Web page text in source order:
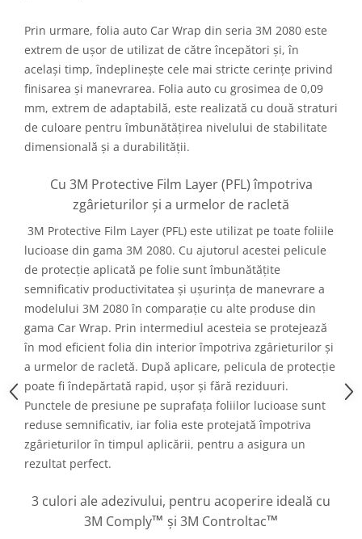
Prin urmare, folia auto Car Wrap din seria 3M 2080 este
extrem de ușor de utilizat de către începători și, în
același timp, îndeplinește cele mai stricte cerințe privind
finisarea și manevrarea. Folia auto cu grosimea de 0,09
mm, extrem de adaptabilă, este realizată cu două straturi
de culoare pentru îmbunătățirea nivelului de stabilitate
dimensională și a durabilității.
Cu 3M Protective Film Layer (PFL) împotriva
zgârieturilor și a urmelor de racletă
3M Protective Film Layer (PFL) este utilizat pe toate foliile
lucioase din gama 3M 2080. Cu ajutorul acestei pelicule
de protecție aplicată pe folie sunt îmbunătățite
semnificativ productivitatea și ușurința de manevrare a
modelului 3M 2080 în comparație cu alte produse din
gama Car Wrap. Prin intermediul acesteia se protejează
în mod eficient folia din interior împotriva zgârieturilor și
a urmelor de racletă. După aplicare, pelicula de protecție
poate fi îndepărtată rapid, ușor și fără reziduuri.
Punctele de presiune pe suprafața foliilor lucioase sunt
reduse semnificativ, iar folia este protejată împotriva
zgârieturilor în timpul aplicării, pentru a asigura un
rezultat perfect.
3 culori ale adezivului, pentru acoperire ideală cu
3M Comply™ și 3M Controltac™